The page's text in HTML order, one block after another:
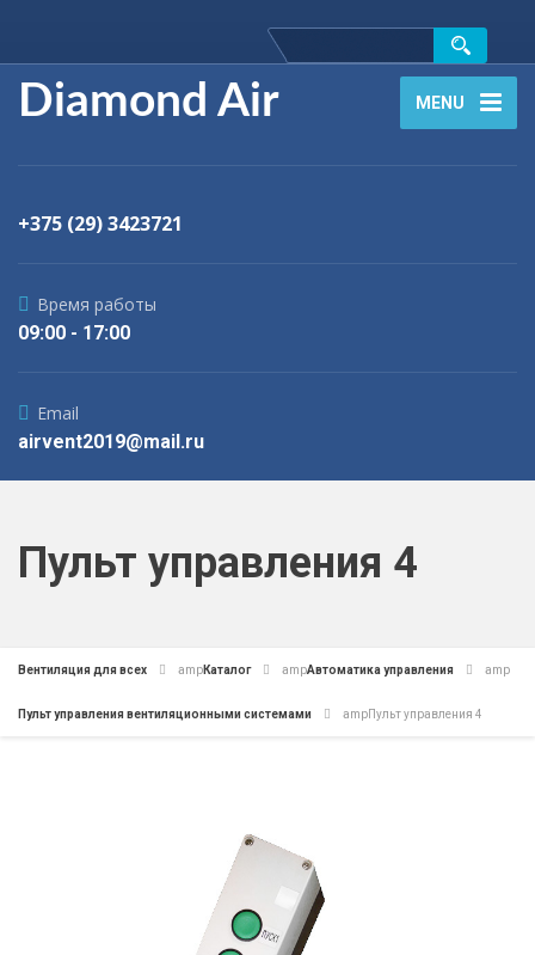
Diamond Air MENU
+375 (29) 3423721
Время работы
09:00 - 17:00
Email
airvent2019@mail.ru
Пульт управления 4
Вентиляция для всех ampКаталог ampАвтоматика управления amp
Пульт управления вентиляционными системами ampПульт управления 4